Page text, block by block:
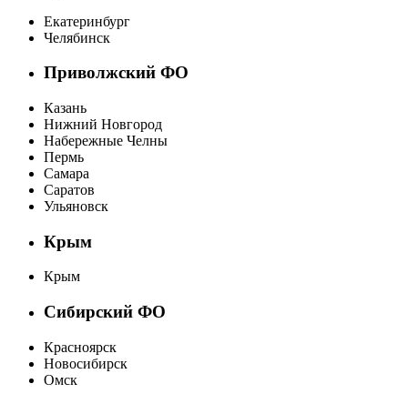
Екатеринбург
Челябинск
Приволжский ФО
Казань
Нижний Новгород
Набережные Челны
Пермь
Самара
Саратов
Ульяновск
Крым
Крым
Сибирский ФО
Красноярск
Новосибирск
Омск